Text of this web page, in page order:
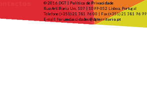
© 2016 DGT | Política de Privacidade
Rua Artilharia Um, 107 | 1099-052 Lisboa, Portugal
Telefone (+351) 21 381 96 00 | Fax (+351) 21 381 96 99
E-mail: forumdascidades@dgterritorio.pt